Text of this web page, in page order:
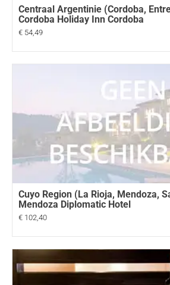
Centraal Argentinie (Cordoba,
Cordoba Holiday Inn Cordoba
€ 54,49
Cuyo Region (La Rioja, Mendoza,
Mendoza Diplomatic Hotel
€ 102,40